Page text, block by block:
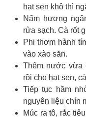
hạt sen khô thì
Nấm hương
rửa sạch. Cà rốt
Phi thơm hành
vào xào săn.
Thêm nước vừa
rồi cho hạt sen,
Tiếp tục hầm
nguyên liệu chín
Múc ra tô, rắc